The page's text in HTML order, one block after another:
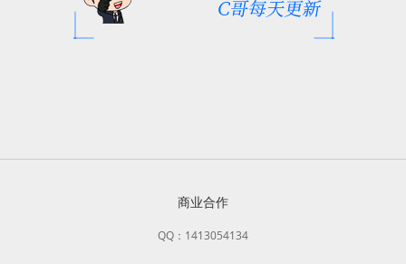
商业合作
QQ：1413054134